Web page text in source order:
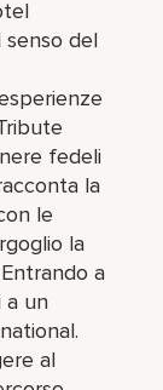
del
fedeli
la
le
la
a
un
al